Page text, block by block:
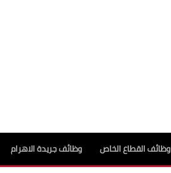
وظائف القطاع الخاص وظائف جريدة الاهرام